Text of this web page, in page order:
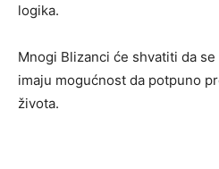
logika.
Mnogi Blizanci će shvatiti da
imaju mogućnost da potpuno
života.